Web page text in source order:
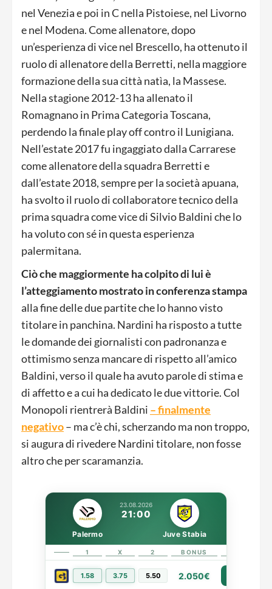
nel Venezia e poi in C nella Pistoiese, nel Livorno
e nel Modena. Come allenatore, dopo
un’esperienza di vice nel Brescello, ha ottenuto il
ruolo di allenatore della Berretti, nella maggiore
formazione della sua città natìa, la Massese.
Nella stagione 2012-13 ha allenato il
Romagnano in Prima Categoria Toscana,
perdendo la finale play off contro il Lunigiana.
Nell’estate 2017 fu ingaggiato dalla Carrarese
come allenatore della squadra Berretti e
dall’estate 2018, sempre per la società apuana,
ha svolto il ruolo di collaboratore tecnico della
prima squadra come vice di Silvio Baldini che lo
ha voluto con sé in questa esperienza
palermitana.
Ciò che maggiormente ha colpito di lui è
l’atteggiamento mostrato in conferenza stampa
alla fine delle due partite che lo hanno visto
titolare in panchina. Nardini ha risposto a tutte
le domande dei giornalisti con padronanza e
ottimismo senza mancare di rispetto all’amico
Baldini, verso il quale ha avuto parole di stima e
di affetto e a cui ha dedicato le due vittorie. Col
Monopoli rientrerà Baldini – finalmente
negativo– ma c’è chi, scherzando ma non troppo,
si augura di rivedere Nardini titolare, non fosse
altro che per scaramanzia.
23.08.2026
21:00
Palermo Juve Stabia
1 X 2 BONUS
1.58 3.75 5.50 2.050€